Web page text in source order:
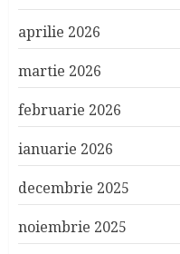
aprilie 2026
martie 2026
februarie 2026
ianuarie 2026
decembrie 2025
noiembrie 2025